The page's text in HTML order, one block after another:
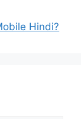
Hindi?